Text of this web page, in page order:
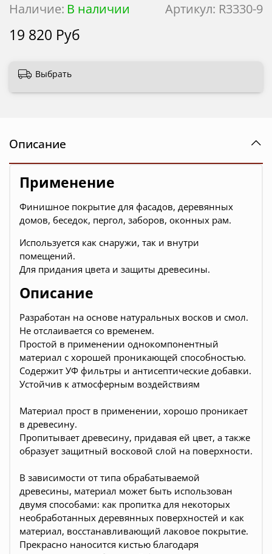
Артикул: R3330-9
Наличие: В наличии
19 820 Руб
Выбрать
Описание
Применение
Финишное покрытие для фасадов, деревянных
домов, беседок, пергол, заборов, оконных рам.
Используется как снаружи, так и внутри
помещений.
Для придания цвета и защиты древесины.
Описание
Разработан на основе натуральных восков и смол.
Не отслаивается со временем.
Простой в применении однокомпонентный
материал с хорошей проникающей способностью.
Содержит УФ фильтры и антисептические добавки.
Устойчив к атмосферным воздействиям
Материал прост в применении, хорошо проникает
в древесину.
Пропитывает древесину, придавая ей цвет, а также
образует защитный восковой слой на поверхности.
В зависимости от типа обрабатываемой
древесины, материал может быть использован
двумя способами: как пропитка для некоторых
необработанных деревянных поверхностей и как
материал, восстанавливающий лаковое покрытие.
Прекрасно наносится кистью благодаря